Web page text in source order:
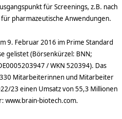
für Screenings, z.B. nach
pharmazeutische Anwendungen.
9. Februar 2016 im Prime Standard
gelistet (Börsenkürzel: BNN;
/ WKN 520394). Das
Mitarbeiterinnen und Mitarbeiter
23 einen Umsatz von 55,3 Millionen
www.brain-biotech.com.